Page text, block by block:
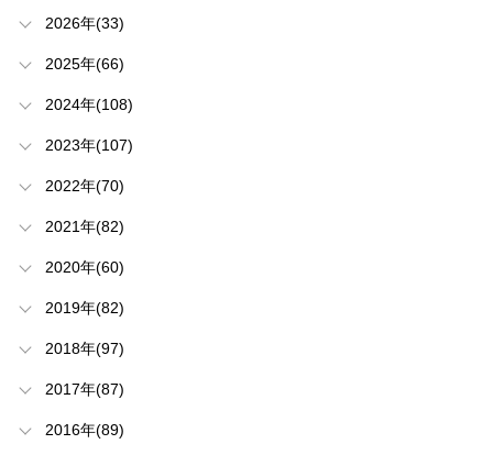
2026年(33)
2025年(66)
2024年(108)
2023年(107)
2022年(70)
2021年(82)
2020年(60)
2019年(82)
2018年(97)
2017年(87)
2016年(89)